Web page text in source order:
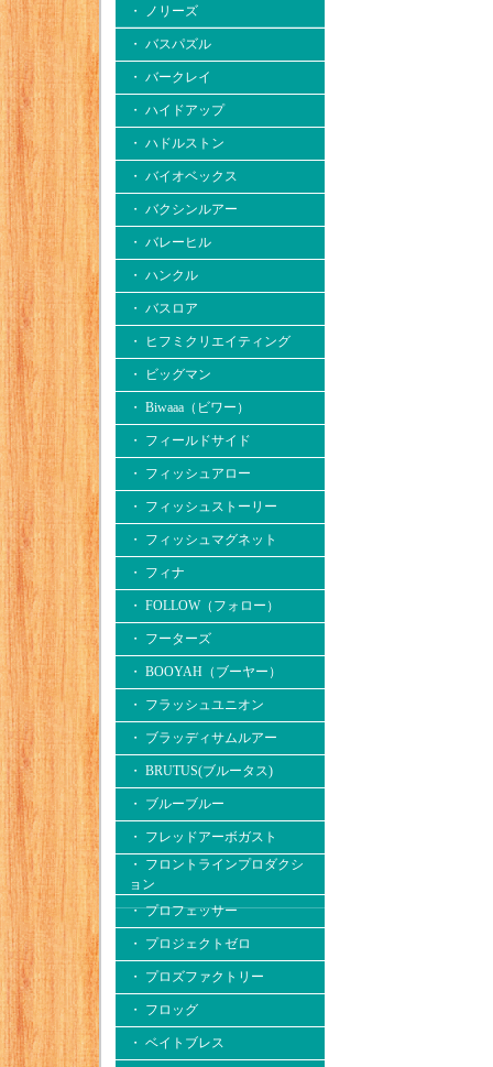
・ ノリーズ
・ バスパズル
・ バークレイ
・ ハイドアップ
・ ハドルストン
・ バイオベックス
・ バクシンルアー
・ バレーヒル
・ ハンクル
・ バスロア
・ ヒフミクリエイティング
・ ビッグマン
・ Biwaaa（ビワー）
・ フィールドサイド
・ フィッシュアロー
・ フィッシュストーリー
・ フィッシュマグネット
・ フィナ
・ FOLLOW（フォロー）
・ フーターズ
・ BOOYAH（ブーヤー）
・ フラッシュユニオン
・ ブラッディサムルアー
・ BRUTUS(ブルータス)
・ ブルーブルー
・ フレッドアーボガスト
・ フロントラインプロダクシ
ョン
・ プロフェッサー
・ プロジェクトゼロ
・ プロズファクトリー
・ フロッグ
・ ベイトブレス